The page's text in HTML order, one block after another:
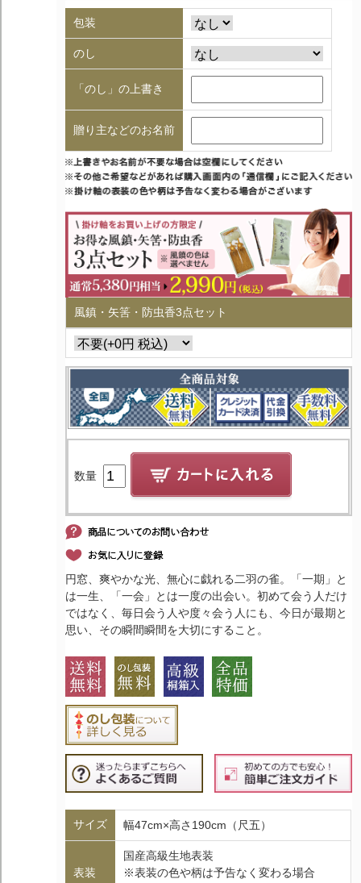
包装
のし
「のし」の上書き
贈り主などのお名前
風鎮・矢筈・防虫香3点セット
数量
円窓、爽やかな光、無心に戯れる二羽の雀。「一期」と
は一生、「一会」とは一度の出会い。初めて会う人だけ
ではなく、毎日会う人や度々会う人にも、今日が最期と
思い、その瞬間瞬間を大切にすること。
サイズ 幅47cm×高さ190cm（尺五）
表装
国産高級生地表装
※表装の色や柄は予告なく変わる場合